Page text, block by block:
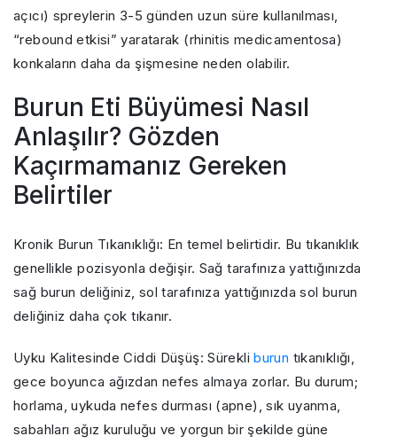
açıcı) spreylerin 3-5 günden uzun süre kullanılması,
“rebound etkisi” yaratarak (rhinitis medicamentosa)
konkaların daha da şişmesine neden olabilir.
Burun Eti Büyümesi Nasıl
Anlaşılır? Gözden
Kaçırmamanız Gereken
Belirtiler
Kronik Burun Tıkanıklığı: En temel belirtidir. Bu tıkanıklık
genellikle pozisyonla değişir. Sağ tarafınıza yattığınızda
sağ burun deliğiniz, sol tarafınıza yattığınızda sol burun
deliğiniz daha çok tıkanır.
Uyku Kalitesinde Ciddi Düşüş: Sürekliburun tıkanıklığı,
gece boyunca ağızdan nefes almaya zorlar. Bu durum;
horlama, uykuda nefes durması (apne), sık uyanma,
sabahları ağız kuruluğu ve yorgun bir şekilde güne